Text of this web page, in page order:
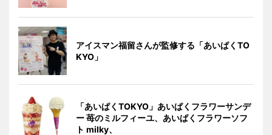
アイスマン福留さんが監修する「あいぱくTO
KYO」
「あいぱくTOKYO」あいぱくフラワーサンデ
ー 苺のミルフィーユ、あいぱくフラワーソフ
ト milky、